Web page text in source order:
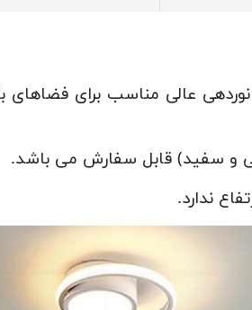
عالی مناسب برای فضاهای
ندارد.